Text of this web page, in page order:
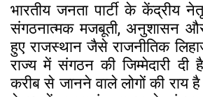
भारतीय जनता पार्टी के केंद्रीय
संगठनात्मक मजबूती, अनुशासन
हुए राजस्थान जैसे राजनीतिक
राज्य में संगठन की जिम्मेदारी
करीब से जानने वाले लोगों की